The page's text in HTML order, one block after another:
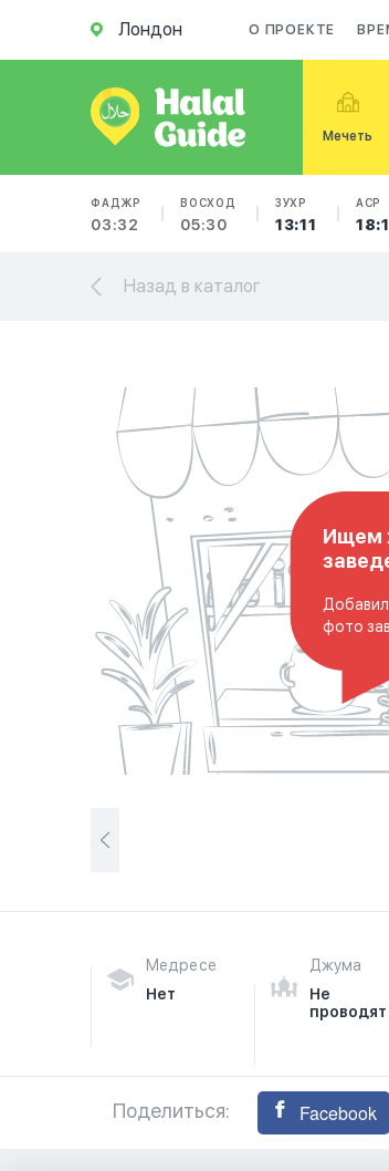
Лондон О ПРОЕКТЕ
Мечеть
ФАДЖР
03:32
ВОСХОД
05:30
ЗУХР
13:11
АСР
Назад в каталог
Ищем
фото
Медресе
Нет
Джума
Не
проводят
Поделиться: Facebook